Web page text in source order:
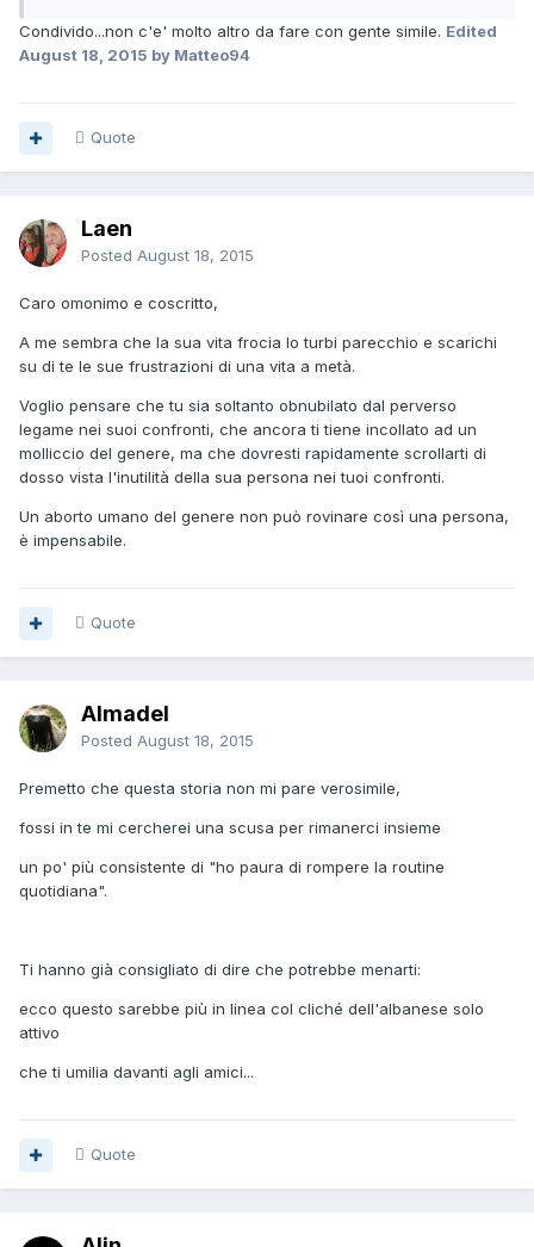
Condivido...non c'e' molto altro da fare con gente simile. Edited
August 18, 2015 by Matteo94
Quote
Laen
Posted August 18, 2015
Caro omonimo e coscritto,
A me sembra che la sua vita frocia lo turbi parecchio e scarichi
su di te le sue frustrazioni di una vita a metà.
Voglio pensare che tu sia soltanto obnubilato dal perverso
legame nei suoi confronti, che ancora ti tiene incollato ad un
molliccio del genere, ma che dovresti rapidamente scrollarti di
dosso vista l'inutilità della sua persona nei tuoi confronti.
Un aborto umano del genere non può rovinare così una persona,
è impensabile.
Quote
Almadel
Posted August 18, 2015
Premetto che questa storia non mi pare verosimile,
fossi in te mi cercherei una scusa per rimanerci insieme
un po' più consistente di "ho paura di rompere la routine
quotidiana".
Ti hanno già consigliato di dire che potrebbe menarti:
ecco questo sarebbe più in linea col cliché dell'albanese solo
attivo
che ti umilia davanti agli amici...
Quote